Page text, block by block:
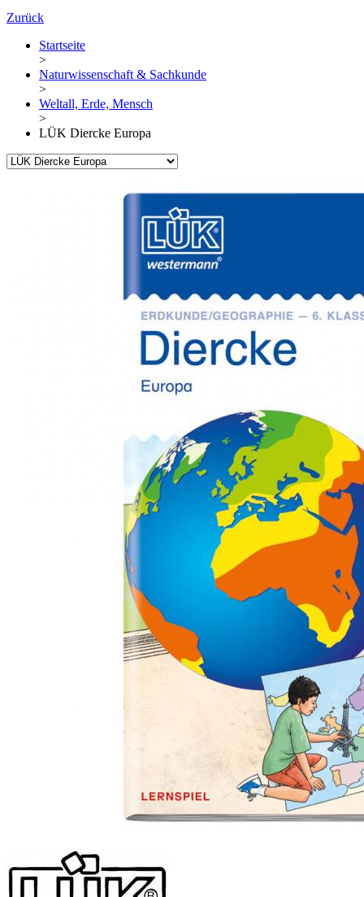
Zurück
Startseite
>
Naturwissenschaft & Sachkunde
>
Weltall, Erde, Mensch
>
LÜK Diercke Europa